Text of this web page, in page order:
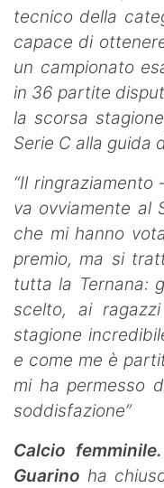
tecnico della
capace di
un campionato
in 36 partite
la scorsa
Serie C alla guida
“Il
va ovviamente al
che mi hanno
premio, ma si
tutta la Ternana:
scelto, ai
stagione
e come me è
mi ha permesso
soddisfazione”
Calcio femminile.
Guarino ha